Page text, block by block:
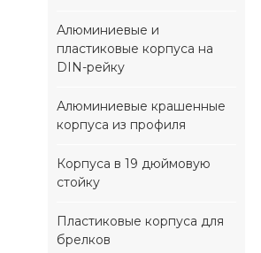
Алюминиевые и
пластиковые корпуса на
DIN-рейку
Алюминиевые крашенные
корпуса из профиля
Корпуса в 19 дюймовую
стойку
Пластиковые корпуса для
брелков